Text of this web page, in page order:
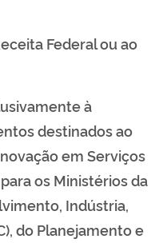
Federal ou ao
à
destinados ao
em Serviços
os Ministérios da
Indústria,
do Planejamento e